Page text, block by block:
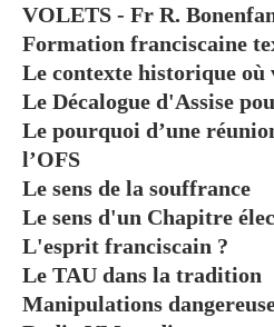
VOLETS - Fr R.
Formation franciscaine
Le contexte historique où
Le Décalogue d'Assise
Le pourquoi d’une
l’OFS
Le sens de la souffrance
Le sens d'un Chapitre
L'esprit franciscain ?
Le TAU dans la tradition
Manipulations